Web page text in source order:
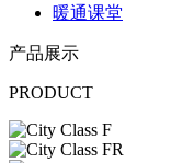
暖通课堂
产品展示
PRODUCT